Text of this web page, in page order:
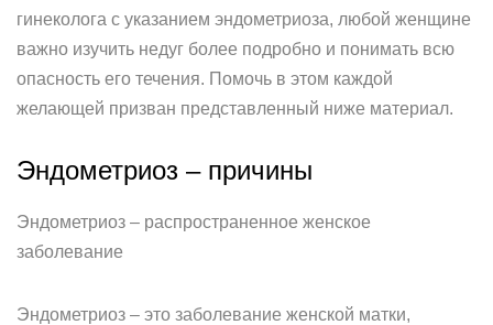
гинеколога с указанием эндометриоза, любой женщине
важно изучить недуг более подробно и понимать всю
опасность его течения. Помочь в этом каждой
желающей призван представленный ниже материал.
Эндометриоз – причины
Эндометриоз – распространенное женское
заболевание
Эндометриоз – это заболевание женской матки,